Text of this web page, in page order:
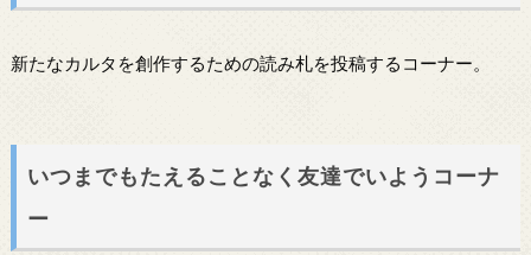
新たなカルタを創作するための読み札を投稿するコーナー。
いつまでもたえることなく友達でいようコーナ
ー